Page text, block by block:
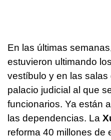
En las últimas
estuvieron ultimando
vestíbulo y en las
palacio judicial al que
funcionarios. Ya están
las dependencias. La
reforma 40 millones de